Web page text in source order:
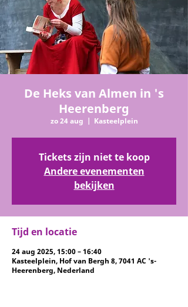
De Heks van Almen in 's
Heerenberg
zo 24 aug
  |
Kasteelplein
Tickets zijn niet te koop
Andere evenementen
bekijken
Tijd en locatie
24 aug 2025, 15:00 – 16:40
Kasteelplein, Hof van Bergh 8, 7041 AC 's-
Heerenberg, Nederland